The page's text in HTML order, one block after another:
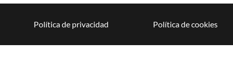
Política de privacidad Política de cookies